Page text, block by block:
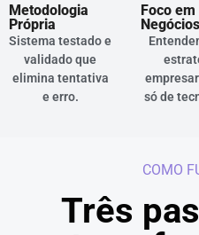
Metodologia
Própria
Sistema testado e
validado que
elimina tentativa
e erro.
Foco em
Negócios
só de
COMO
Três